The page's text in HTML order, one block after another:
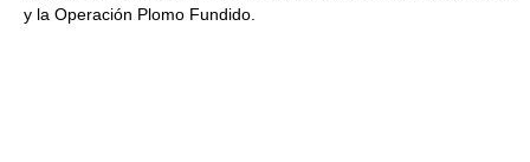
y la Operación Plomo Fundido.